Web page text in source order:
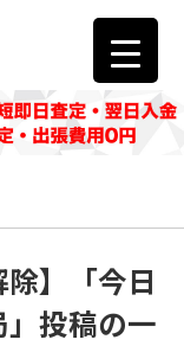
】「今日
投稿の一